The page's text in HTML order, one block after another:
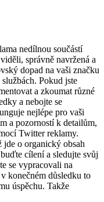
nedílnou součástí
správně navržená a
dopad na vaši značku
Pokud jste
a zkoumat různé
a nebojte se
nejlépe pro vaši
a pozorností k detailům,
Twitter reklamy.
jde o organický obsah
cílení a sledujte svůj
se vypracovali na
konečném důsledku to
úspěchu. Takže